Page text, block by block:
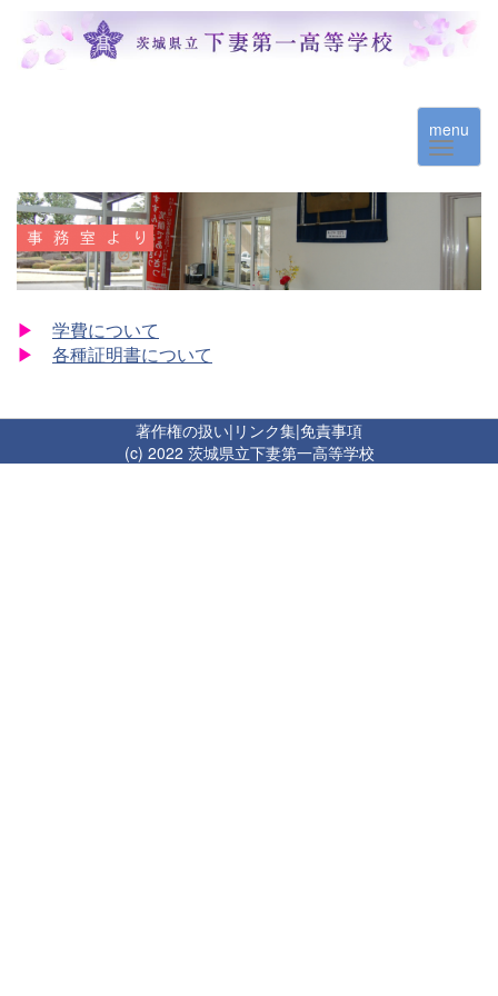
menu
▶
学費について
▶
各種証明書について
著作権の扱い| リンク集|免責事項
(c) 2022 茨城県立下妻第一高等学校